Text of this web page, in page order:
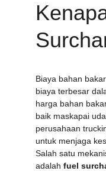
Biaya bahan
biaya terbesar
harga bahan
baik maskapai
perusahaan
untuk menjaga
Salah satu
adalah fuel